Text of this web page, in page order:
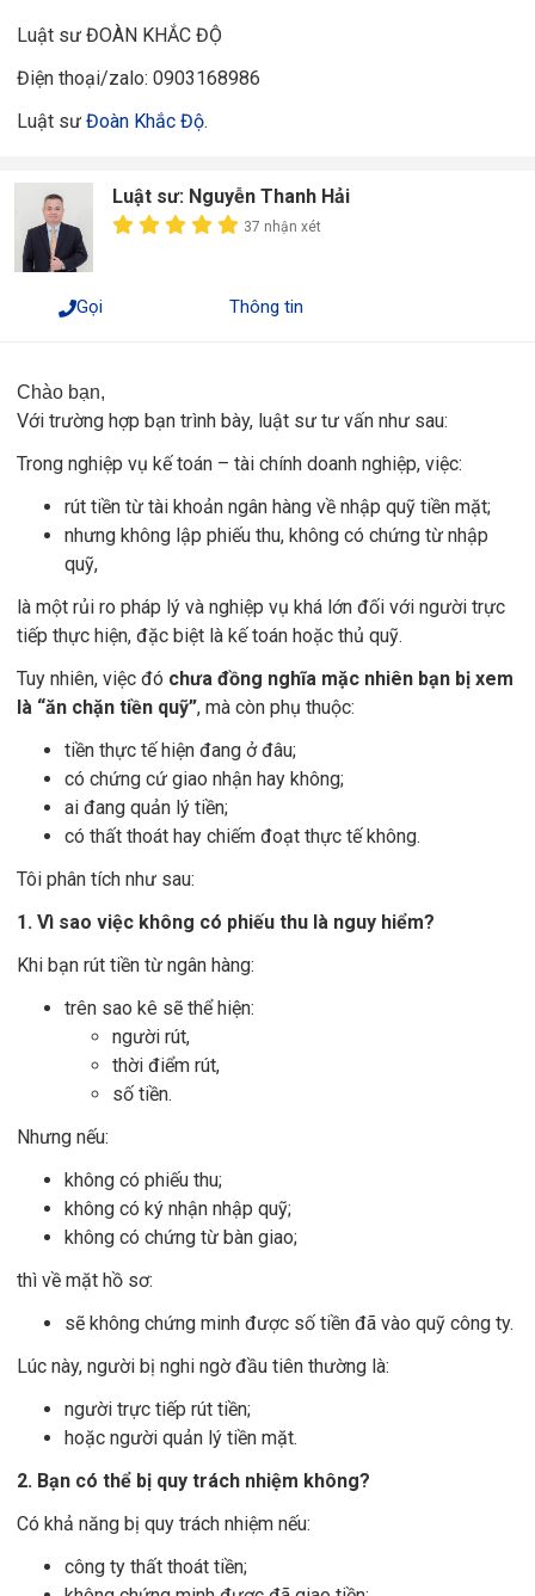
Luật sư ĐOÀN KHẮC ĐỘ
Điện thoại/zalo: 0903168986
Luật sư Đoàn Khắc Độ.
Luật sư: Nguyễn Thanh Hải
37 nhận xét
Gọi Thông tin
Chào bạn,
Với trường hợp bạn trình bày, luật sư tư vấn như sau:
Trong nghiệp vụ kế toán – tài chính doanh nghiệp, việc:
rút tiền từ tài khoản ngân hàng về nhập quỹ tiền mặt;
nhưng không lập phiếu thu, không có chứng từ nhập
quỹ,
là một rủi ro pháp lý và nghiệp vụ khá lớn đối với người trực
tiếp thực hiện, đặc biệt là kế toán hoặc thủ quỹ.
Tuy nhiên, việc đó chưa đồng nghĩa mặc nhiên bạn bị xem
là “ăn chặn tiền quỹ”, mà còn phụ thuộc:
tiền thực tế hiện đang ở đâu;
có chứng cứ giao nhận hay không;
ai đang quản lý tiền;
có thất thoát hay chiếm đoạt thực tế không.
Tôi phân tích như sau:
1. Vì sao việc không có phiếu thu là nguy hiểm?
Khi bạn rút tiền từ ngân hàng:
trên sao kê sẽ thể hiện:
người rút,
thời điểm rút,
số tiền.
Nhưng nếu:
không có phiếu thu;
không có ký nhận nhập quỹ;
không có chứng từ bàn giao;
thì về mặt hồ sơ:
sẽ không chứng minh được số tiền đã vào quỹ công ty.
Lúc này, người bị nghi ngờ đầu tiên thường là:
người trực tiếp rút tiền;
hoặc người quản lý tiền mặt.
2. Bạn có thể bị quy trách nhiệm không?
Có khả năng bị quy trách nhiệm nếu:
công ty thất thoát tiền;